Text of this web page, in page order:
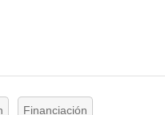
Financiación